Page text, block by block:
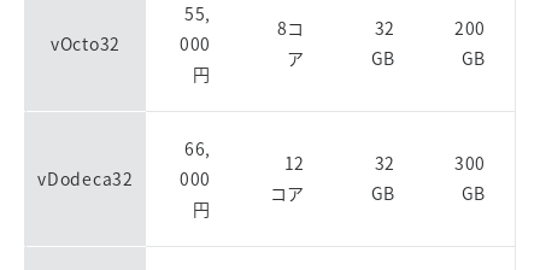
vOcto32
55,
000
円
8コ
ア
32
GB
200
GB
vDodeca32
66,
000
円
12
コア
32
GB
300
GB